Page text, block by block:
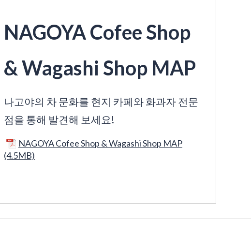
NAGOYA Cofee Shop
& Wagashi Shop MAP
나고야의 차 문화를 현지 카페와 화과자 전문
점을 통해 발견해 보세요!
NAGOYA Cofee Shop & Wagashi Shop MAP
(4.5MB)